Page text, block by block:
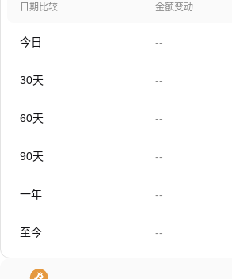
日期比较 金额变动
今日 --
30天 --
60天 --
90天 --
一年 --
至今 --